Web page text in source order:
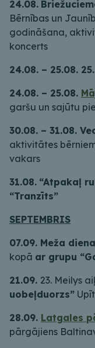
24.08.
Bērnības un
godināšana,
koncerts
24.08. – 25.08.
24.08. – 25.08.
garšu un sajūtu
30.08. – 31.08.
aktivitātes
vakars
31.08. “Atpakaļ
“Tranzīts”
SEPTEMBRIS
07.09. Meža diena
kopā ar grupu
21.09. 23. Meilys
uobeļduorzs”
28.09. Latgales
pārgājiens